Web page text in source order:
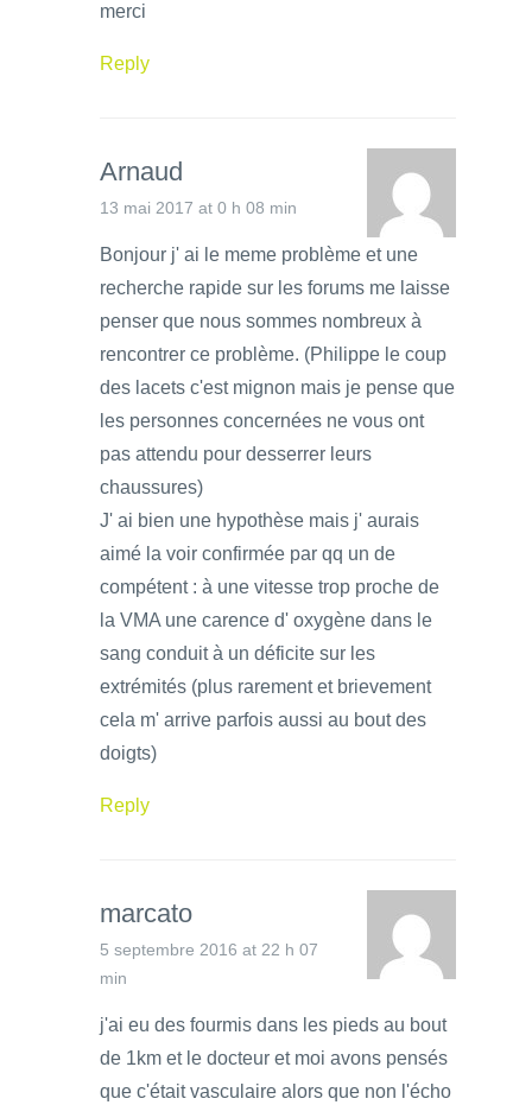
merci
Reply
Arnaud
13 mai 2017 at 0 h 08 min
Bonjour j' ai le meme problème et une
recherche rapide sur les forums me laisse
penser que nous sommes nombreux à
rencontrer ce problème. (Philippe le coup
des lacets c'est mignon mais je pense que
les personnes concernées ne vous ont
pas attendu pour desserrer leurs
chaussures)
J' ai bien une hypothèse mais j' aurais
aimé la voir confirmée par qq un de
compétent : à une vitesse trop proche de
la VMA une carence d' oxygène dans le
sang conduit à un déficite sur les
extrémités (plus rarement et brievement
cela m' arrive parfois aussi au bout des
doigts)
Reply
marcato
5 septembre 2016 at 22 h 07
min
j'ai eu des fourmis dans les pieds au bout
de 1km et le docteur et moi avons pensés
que c'était vasculaire alors que non l'écho